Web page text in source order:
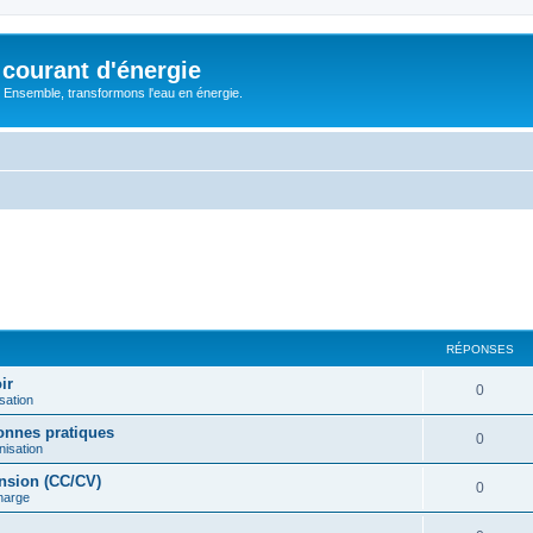
courant d'énergie
transformons l'eau en énergie.
RÉPONSES
0R
é
o
n
pratiques 0R
é
(CC/CV) 0R
é